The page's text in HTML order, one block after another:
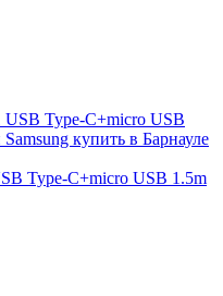
Type-C+micro USB 1.5m